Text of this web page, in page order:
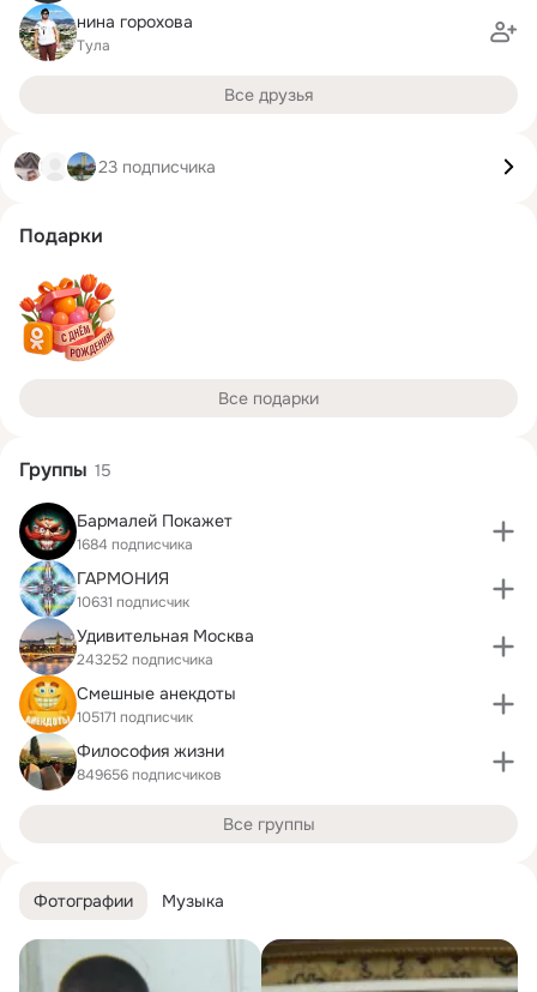
Фотографии Музыка
нина горохова
Тула
Все друзья
23 подписчика
Подарки
Все подарки
Группы 15
Бармалей Покажет
1684 подписчика
ГАРМОНИЯ
10631 подписчик
Удивительная Москва
243252 подписчика
Смешные анекдоты
105171 подписчик
Философия жизни
849656 подписчиков
Все группы